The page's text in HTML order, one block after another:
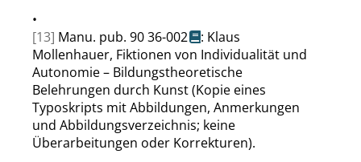
•
[13] Manu. pub. 90 36-002
: Klaus
Mollenhauer, Fiktionen von Individualität und
Autonomie – Bildungstheoretische
Belehrungen durch Kunst (Kopie eines
Typoskripts mit Abbildungen, Anmerkungen
und Abbildungsverzeichnis; keine
Überarbeitungen oder Korrekturen).